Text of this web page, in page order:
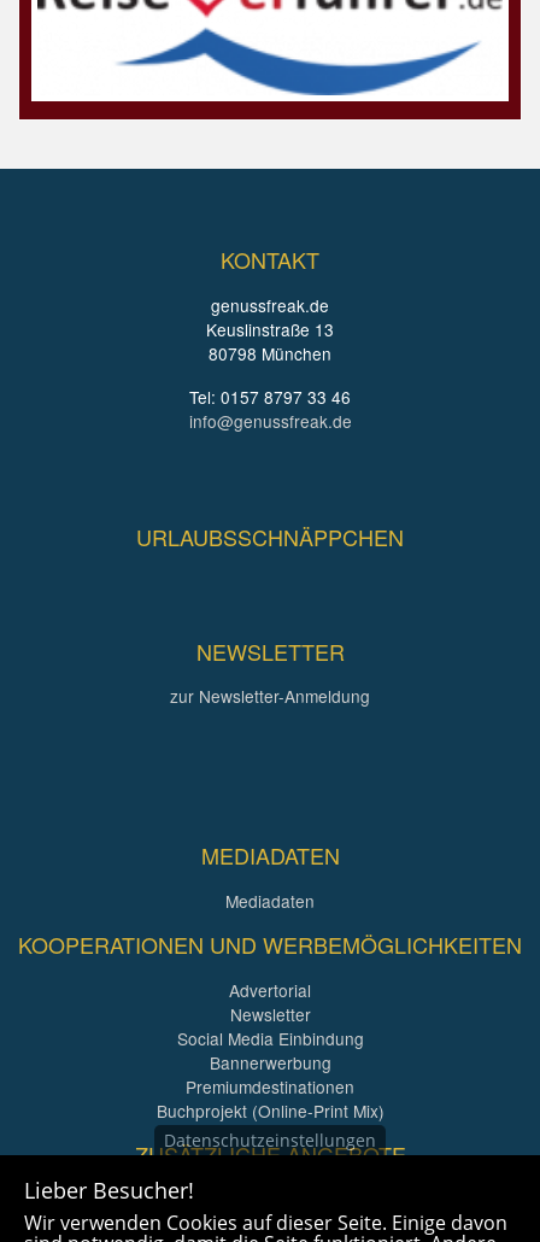
KONTAKT
genussfreak.de
Keuslinstraße 13
80798 München
Tel: 0157 8797 33 46
info@genussfreak.de
URLAUBSSCHNÄPPCHEN
NEWSLETTER
zur Newsletter-Anmeldung
MEDIADATEN
Mediadaten
KOOPERATIONEN UND WERBEMÖGLICHKEITEN
Advertorial
Newsletter
Social Media Einbindung
Bannerwerbung
Premiumdestinationen
Buchprojekt (Online-Print Mix)
ZUSÄTZLICHE ANGEBOTE
Imagefilme und mehr
360° x 360° Fotografie
Datenschutzeinstellungen
Lieber Besucher!
Wir verwenden Cookies auf dieser Seite. Einige davon